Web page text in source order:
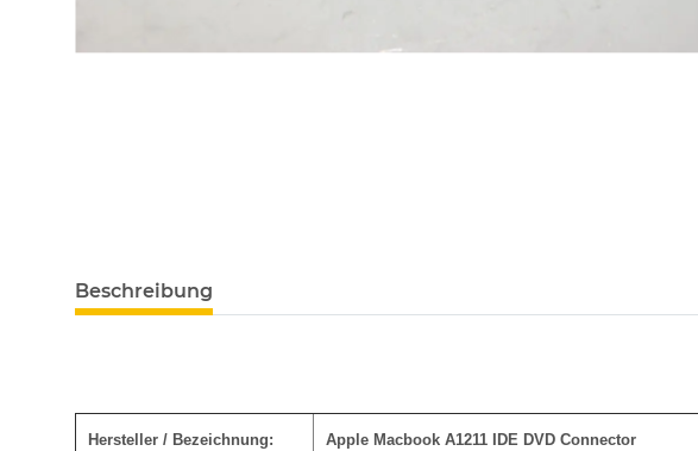
Beschreibung
Hersteller / Bezeichnung: Apple Macbook A1211 IDE DVD Connector